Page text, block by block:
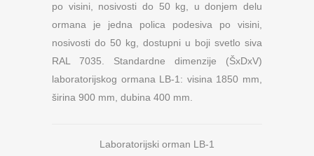
po visini, nosivosti do 50 kg, u donjem delu
ormana je jedna polica podesiva po visini,
nosivosti do 50 kg, dostupni u boji svetlo siva
RAL 7035. Standardne dimenzije (ŠxDxV)
laboratorijskog ormana LB-1: visina 1850 mm,
širina 900 mm, dubina 400 mm.
Laboratorijski orman LB-1